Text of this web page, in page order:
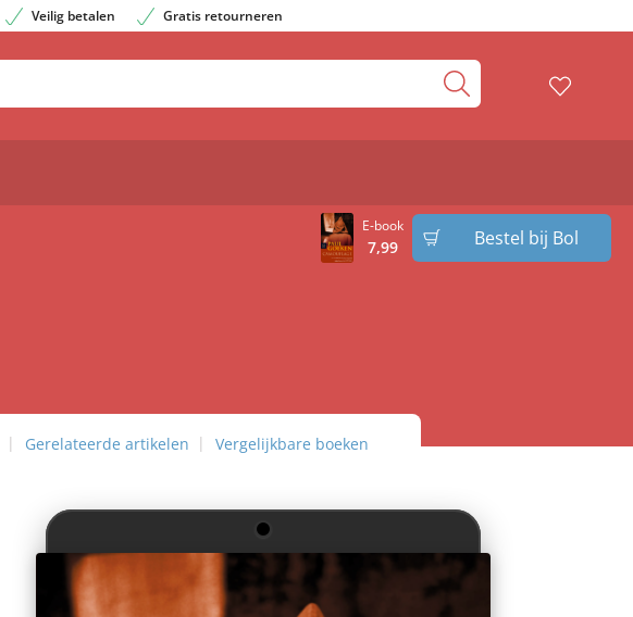
Veilig betalen Gratis retourneren
E-book
7,99 Bestel bij Bol
Gerelateerde artikelen Vergelijkbare boeken